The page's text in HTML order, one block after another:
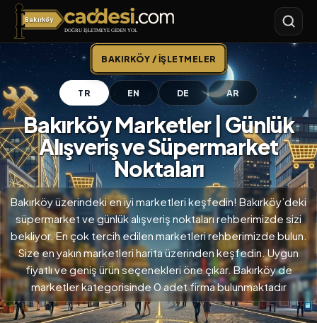
Bakırköy
Bakırköy
BAKIRKÖY / İŞLETMELER
TR EN DE AR
Bakırköy Marketler | Günlük
Alışveriş ve Süpermarket
Noktaları
Bakırköy üzerindeki en iyi marketleri keşfedin! Bakırköy’deki
süpermarket ve günlük alışveriş noktaları rehberimizde sizi
bekliyor. En çok tercih edilen marketleri rehberimizde bulun.
Size en yakın marketleri harita üzerinden keşfedin. Uygun
fiyatlı ve geniş ürün seçenekleri öne çıkar. Bakırköy de
marketler kategorisinde 0 adet firma bulunmaktadır